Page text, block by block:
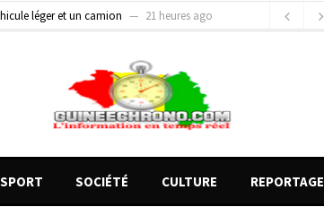
léger et un camion
21 heures ago
12 engins saisis par les Services spéciaux
SPORT SOCIÉTÉ CULTURE REPORTAGE